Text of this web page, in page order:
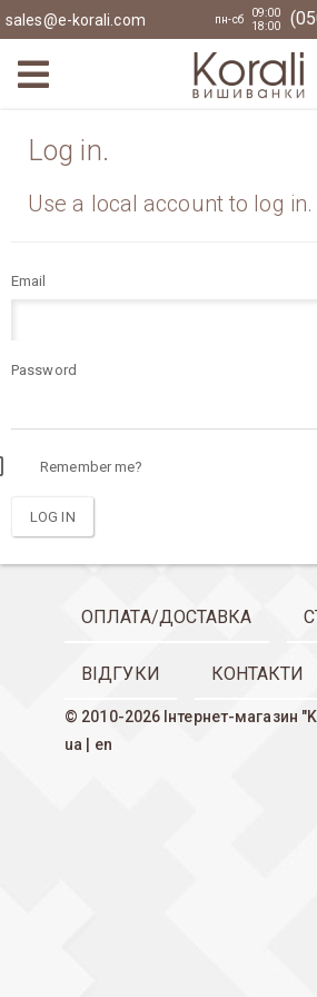
sales@e-korali.com пн-сб
09:00
18:00
Log in.
Use a local account to log in.
Email
Password
Remember me?
ОПЛАТА/ДОСТАВКА
ВІДГУКИ КОНТАКТИ
© 2010-2026 Інтернет-магазин
ua
en